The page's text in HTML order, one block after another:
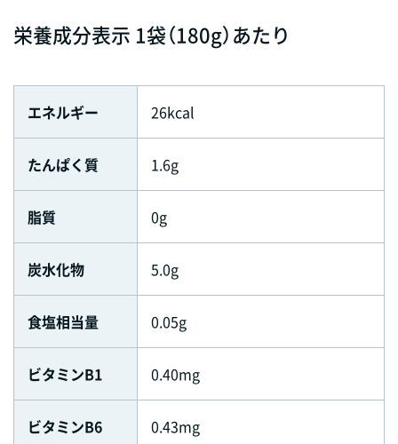
栄養成分表示 1袋（180g）あたり
エネルギー 26kcal
たんぱく質 1.6g
脂質 0g
炭水化物 5.0g
食塩相当量 0.05g
ビタミンB1 0.40mg
ビタミンB6
0.43mg